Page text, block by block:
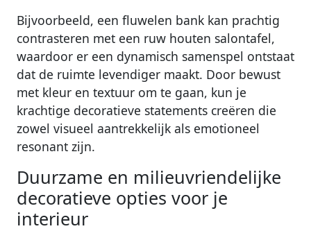
Bijvoorbeeld, een fluwelen bank kan prachtig
contrasteren met een ruw houten salontafel,
waardoor er een dynamisch samenspel ontstaat
dat de ruimte levendiger maakt. Door bewust
met kleur en textuur om te gaan, kun je
krachtige decoratieve statements creëren die
zowel visueel aantrekkelijk als emotioneel
resonant zijn.
Duurzame en milieuvriendelijke
decoratieve opties voor je
interieur